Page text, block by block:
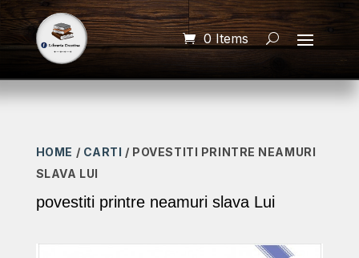
0 Items
HOME / CARTI / POVESTITI PRINTRE NEAMURI
SLAVA LUI
povestiti printre neamuri slava Lui